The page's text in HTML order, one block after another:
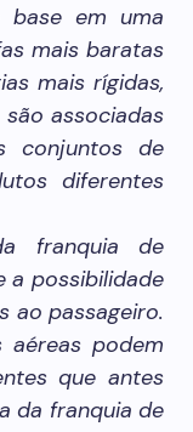
base em uma
mais baratas
mais rígidas,
associadas
conjuntos de
diferentes
franquia de
a possibilidade
ao passageiro.
aéreas podem
que antes
da franquia de